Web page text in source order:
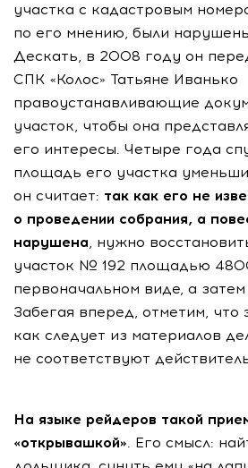
участка с кадастровым
по его мнению, были
Дескать, в 2008 году он
СПК «Колос» Татьяне Иванько
правоустанавливающие
участок, чтобы она
его интересы. Четыре года
площадь его участка
он считает: так как его не
о проведении собрания, а
нарушена, нужно
участок № 192 площадью
первоначальном виде, а
Забегая вперед, отметим, что
как следует из материалов
не соответствуют
На языке рейдеров такой
«открывашкой». Его смысл: